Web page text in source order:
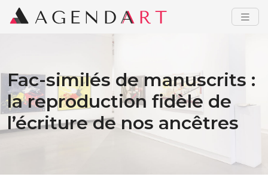
Fac-similés de manuscrits :
la reproduction fidèle de
l’écriture de nos ancêtres